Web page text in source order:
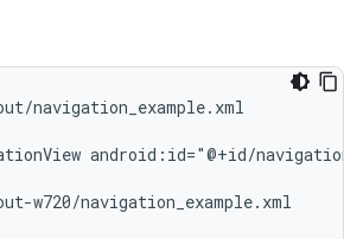
navigation_example.xml
android:id="@+id/navigation"
w720/navigation_example.xml